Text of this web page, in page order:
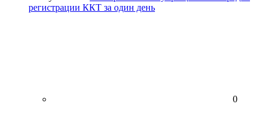
регистрации ККТ за один день
0